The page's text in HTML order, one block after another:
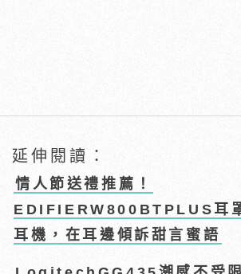
延伸閱讀：
情人節送禮推薦！
EDIFIERW800BTPLUS耳
耳機，在耳邊傾訴甜言蜜語